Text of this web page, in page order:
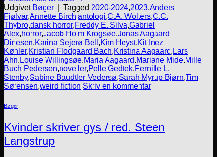
Udgivet Bøger Tagged 2020-2024,2023,Anders
Fjølvar,Annette Birch,antologi,C.A. Wolters,C.C.
Thybro,dansk horror,Freddy E. Silva,Gabriel
Alex,horror,Jacob Holm Krogsøe,Jonas Aagaard
Dinesen,Karina Sejerø Bell ,Kim Heyst,Kit Inez
Køhler,Kristian Flodgaard Bach,Kristina Aagaard, Lars
Ahn, Louise Willingsøe,Maria Aagaard,Mariane Mide,Mille
Buch Pedersen,noveller,Pelle Gedtek,Pernille L.
Stenby,Sabine Baudtler-Vedersø,Sarah Myrup Bjørn,Tim
Sørensen,weird fiction Skriv en kommentar
Bøger
Kvinder skriver gys / red. Steen
Langstrup